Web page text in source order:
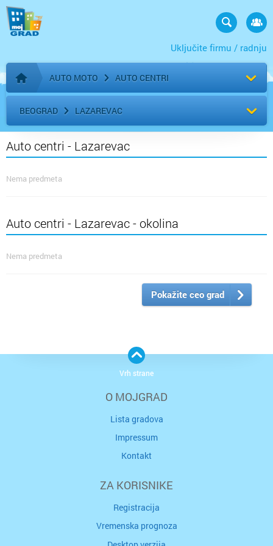
Uključite firmu / radnju
Početna stranica
AUTO MOTO AUTO CENTRI
BEOGRAD LAZAREVAC
Auto centri - Lazarevac
Nema predmeta
Auto centri - Lazarevac - okolina
Nema predmeta
Pokažite ceo grad
O MOJGRAD
Lista gradova
Impressum
Kontakt
ZA KORISNIKE
Registracija
Vremenska prognoza
Vrh strane